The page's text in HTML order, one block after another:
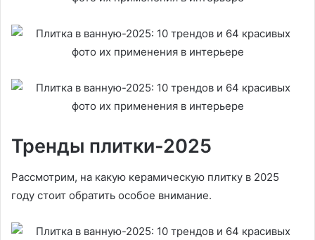
Тренды плитки-2025
Рассмотрим, на какую керамическую плитку в 2025
году стоит обратить особое внимание.